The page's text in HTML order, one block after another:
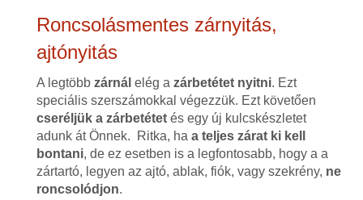
Roncsolásmentes zárnyitás,
ajtónyitás
A legtöbb zárnál elég a zárbetétet nyitni. Ezt
speciális szerszámokkal végezzük. Ezt követően
cseréljük a zárbetétetés egy új kulcskészletet
adunk át Önnek. Ritka, ha a teljes zárat ki kell
bontani, de ez esetben is a legfontosabb, hogy a a
zártartó, legyen az ajtó, ablak, fiók, vagy szekrény, ne
roncsolódjon.